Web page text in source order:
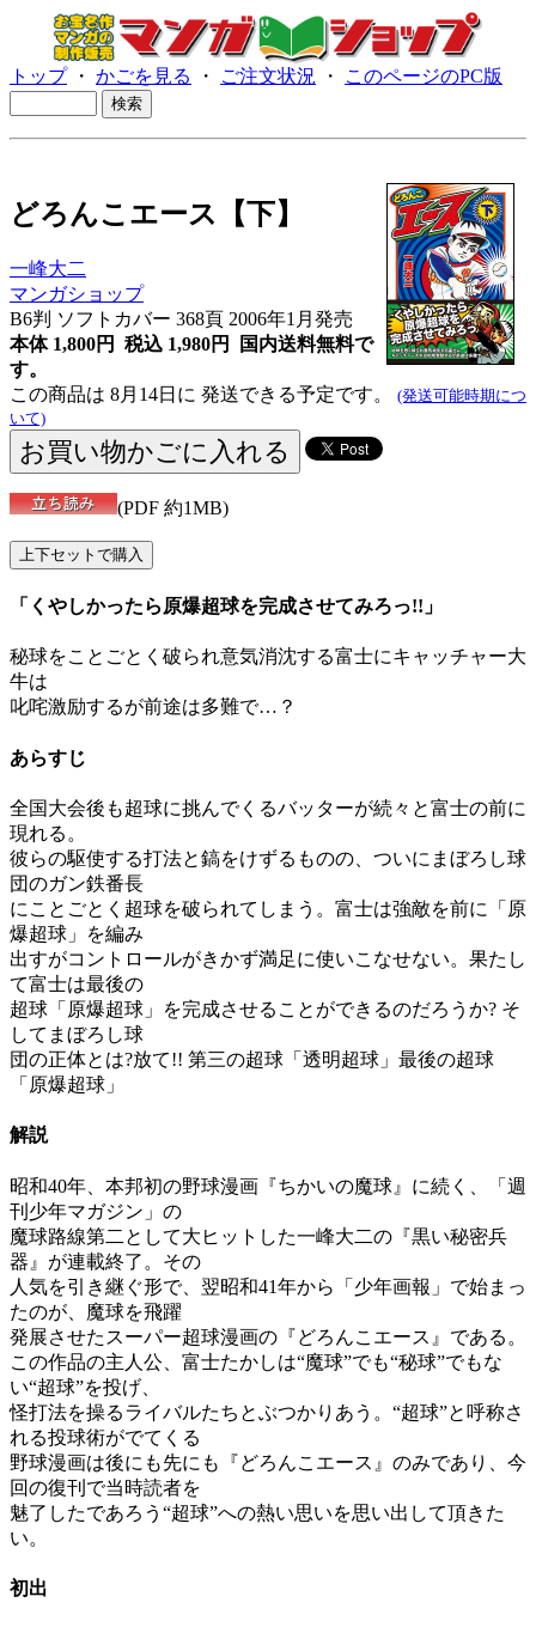
トップ・ かごを見る ・ ご注文状況 ・ このページのPC版
どろんこエース【下】
一峰大二
マンガショップ
B6判 ソフトカバー 368頁 2006年1月発売
本体 1,800円 税込 1,980円
国内送料無料で
す。
この商品は 8月14日に 発送できる予定です。 (発送可能時期につ
いて)
(PDF 約1MB)
「くやしかったら原爆超球を完成させてみろっ!!」
秘球をことごとく破られ意気消沈する富士にキャッチャー大
牛は
叱咤激励するが前途は多難で…？
あらすじ
全国大会後も超球に挑んでくるバッターが続々と富士の前に
現れる。
彼らの駆使する打法と鎬をけずるものの、ついにまぼろし球
団のガン鉄番長
にことごとく超球を破られてしまう。富士は強敵を前に「原
爆超球」を編み
出すがコントロールがきかず満足に使いこなせない。果たし
て富士は最後の
超球「原爆超球」を完成させることができるのだろうか? そ
してまぼろし球
団の正体とは?放て!! 第三の超球「透明超球」最後の超球
「原爆超球」
解説
昭和40年、本邦初の野球漫画『ちかいの魔球』に続く、「週
刊少年マガジン」の
魔球路線第二として大ヒットした一峰大二の『黒い秘密兵
器』が連載終了。その
人気を引き継ぐ形で、翌昭和41年から「少年画報」で始まっ
たのが、魔球を飛躍
発展させたスーパー超球漫画の『どろんこエース』である。
この作品の主人公、富士たかしは“魔球”でも“秘球”でもな
い“超球”を投げ、
怪打法を操るライバルたちとぶつかりあう。“超球”と呼称さ
れる投球術がでてくる
野球漫画は後にも先にも『どろんこエース』のみであり、今
回の復刊で当時読者を
魅了したであろう“超球”への熱い思いを思い出して頂きた
い。
初出